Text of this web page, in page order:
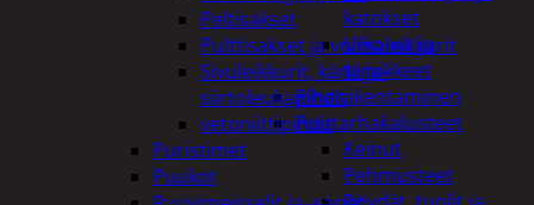
katokset
Ulko-wc ja
tarvikkeet
Piharakentaminen
Puutarhakalusteet
Keinut
Pehmusteet
Peltisakset
Pulttisakset ja voimaleikkurit
Sivuleikkurit, kärki ja-
siirtoleukapihdit
vetoniittipihdit
Puristimet
Puukot